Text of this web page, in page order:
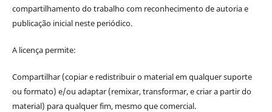
compartilhamento do trabalho com reconhecimento de autoria e
publicação inicial neste periódico.
A licença permite:
Compartilhar (copiar e redistribuir o material em qualquer suporte
ou formato) e/ou adaptar (remixar, transformar, e criar a partir do
material) para qualquer fim, mesmo que comercial.